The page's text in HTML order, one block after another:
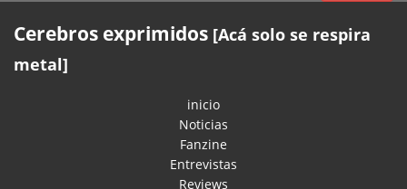
Cerebros exprimidos [Acá solo se respira
metal]
inicio
Noticias
Fanzine
Entrevistas
Reviews